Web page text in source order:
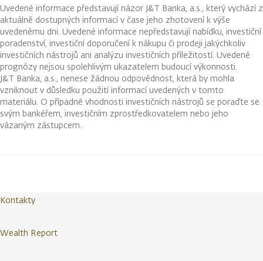
Uvedené informace představují názor J&T Banka, a.s., který vychází z
aktuálně dostupných informací v čase jeho zhotovení k výše
uvedenému dni. Uvedené informace nepředstavují nabídku, investiční
poradenství, investiční doporučení k nákupu či prodeji jakýchkoliv
investičních nástrojů ani analýzu investičních příležitostí. Uvedené
prognózy nejsou spolehlivým ukazatelem budoucí výkonnosti.
J&T Banka, a.s., nenese žádnou odpovědnost, která by mohla
vzniknout v důsledku použití informací uvedených v tomto
materiálu. O případné vhodnosti investičních nástrojů se poraďte se
svým bankéřem, investičním zprostředkovatelem nebo jeho
vázaným zástupcem.
Kontakty
Wealth Report